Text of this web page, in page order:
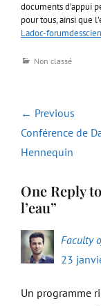
documents d’appui
pour tous, ainsi que
Ladoc-
Categories
Non classé
Navigation
de
l’article
← Previous
Previous
post:
Conférence de
Hennequin
One Reply
l’eau”
Faculty
23
Un programme